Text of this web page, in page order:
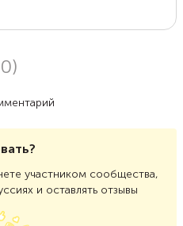
0)
участником сообщества,
и оставлять отзывы